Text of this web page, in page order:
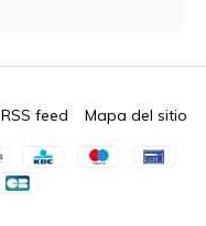
RSS feed Mapa del sitio